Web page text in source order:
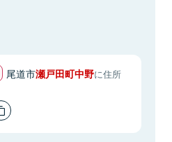
尾道市瀬戸田町中野に住所